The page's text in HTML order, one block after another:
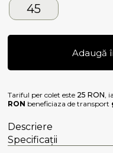
45
Adaugă
Tariful per colet este 25 RON,
RON beneficiaza de transport
Descriere
Specificații